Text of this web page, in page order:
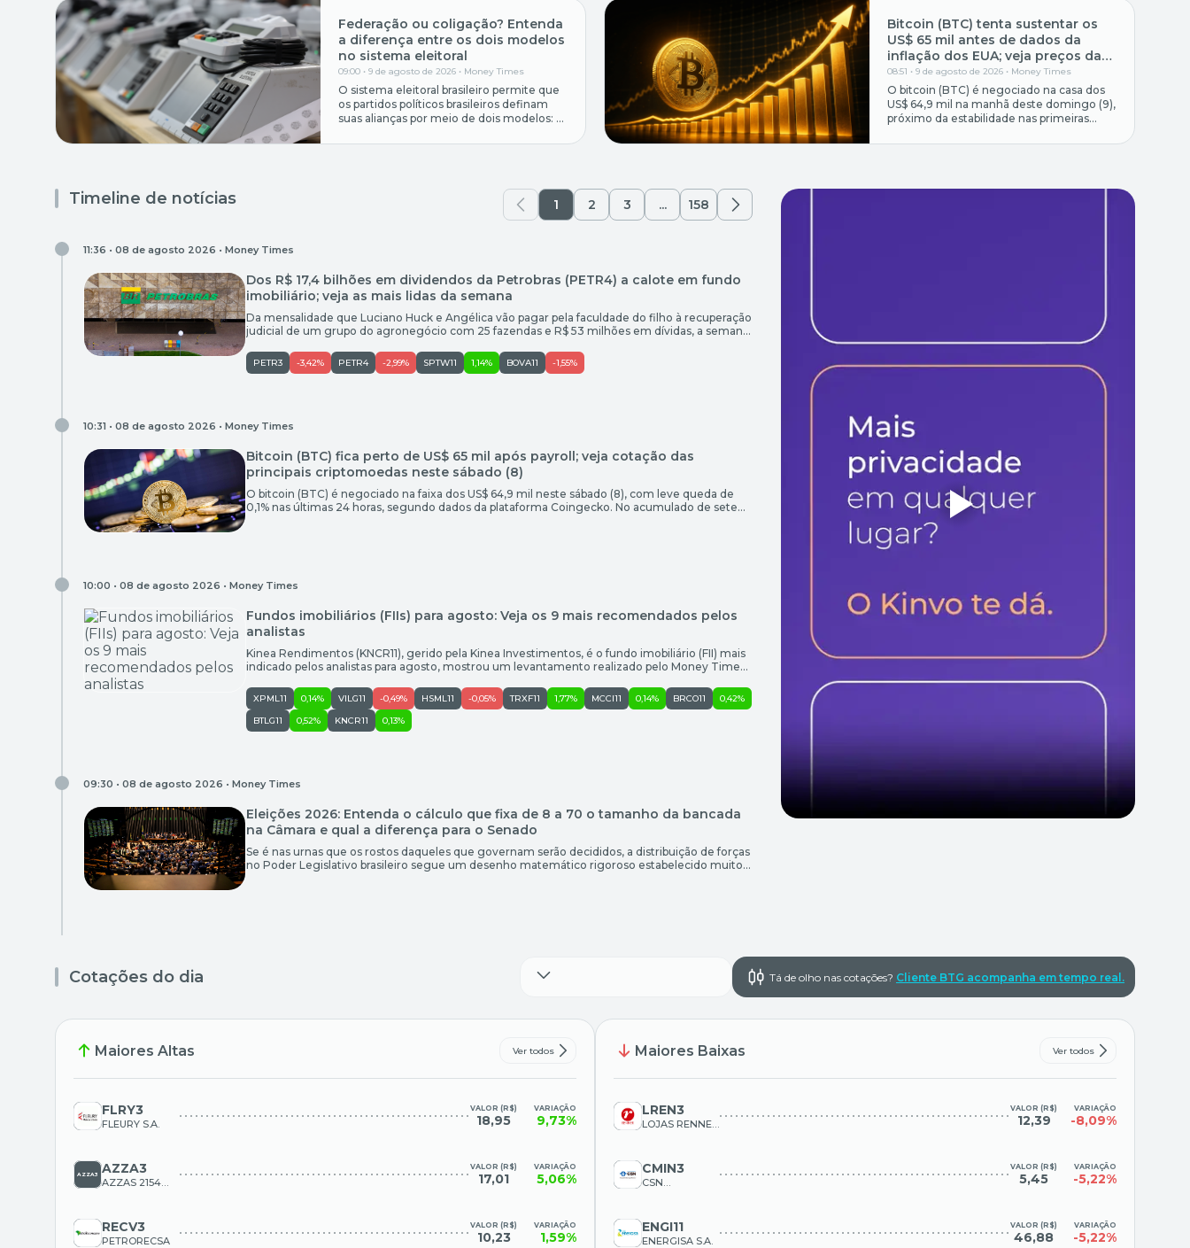
Federação ou coligação? Entenda
a diferença entre os dois modelos
no sistema eleitoral
09:00 • 9 de agosto de 2026 • Money Times
O sistema eleitoral brasileiro permite que
os partidos políticos brasileiros definam
suas alianças por meio de dois modelos: as
coligações, restritas aos cargos
políticos, a validade das parcerias nas
unidades da federação e o cálculo eleitoral
Bitcoin (BTC) tenta sustentar os
US$ 65 mil antes de dados da
inflação dos EUA; veja preços das
criptomoedas neste domingo (9)
08:51 • 9 de agosto de 2026 • Money Times
O bitcoin (BTC) é negociado na casa dos
US$ 64,9 mil na manhã deste domingo (9),
próximo da estabilidade nas primeiras
criptomoedas oscila com a baixa liquidez
dez maiores criptomoedas do mundo
Timeline de notícias 1 2 3 ... 158
11:36 • 08 de agosto 2026 • Money Times
Dos R$ 17,4 bilhões em dividendos da Petrobras (PETR4) a calote em fundo
imobiliário; veja as mais lidas da semana
Da mensalidade que Luciano Huck e Angélica vão pagar pela faculdade do filho à recuperação
judicial de um grupo do agronegócio com 25 fazendas e R$ 53 milhões em dívidas, a semana
lidos, também ganharam destaque a Petrobras (PETR4), com […]
PETR3 -3,42% PETR4 -2,99% SPTW11 1,14% BOVA11 -1,55%
10:31 • 08 de agosto 2026 • Money Times
Bitcoin (BTC) fica perto de US$ 65 mil após payroll; veja cotação das
principais criptomoedas neste sábado (8)
O bitcoin (BTC) é negociado na faixa dos US$ 64,9 mil neste sábado (8), com leve queda de
0,1% nas últimas 24 horas, segundo dados da plataforma Coingecko. No acumulado de sete
10:00 • 08 de agosto 2026 • Money Times
Fundos imobiliários (FIIs) para agosto: Veja os 9 mais recomendados pelos
analistas
Kinea Rendimentos (KNCR11), gerido pela Kinea Investimentos, é o fundo imobiliário (FII) mais
indicado pelos analistas para agosto, mostrou um levantamento realizado pelo Money Times.
reportagem, o veículo apareceu em sete, seguido pelo XP Malls (XPML11), que recebeu seis
menções para o […]
XPML11 0,14% VILG11 -0,49% HSML11 -0,05% TRXF11 1,77% MCCI11 0,14% BRCO11
0,42%
BTLG11
0,52% KNCR11 0,13%
09:30 • 08 de agosto 2026 • Money Times
Eleições 2026: Entenda o cálculo que fixa de 8 a 70 o tamanho da bancada
na Câmara e qual a diferença para o Senado
Se é nas urnas que os rostos daqueles que governam serão decididos, a distribuição de forças
no Poder Legislativo brasileiro segue um desenho matemático rigoroso estabelecido muito
Cotações do dia Tá de olho nas cotações? Cliente BTG acompanha em tempo real.
Maiores Altas Ver todos
FLRY3
FLEURY S.A.
VALOR (R$)
18,95
VARIAÇÃO
9,73%
AZZA3
AZZAS 2154
VALOR (R$)
17,01
VARIAÇÃO
5,06%
RECV3
PETRORECSA
VALOR (R$)
10,23
VARIAÇÃO
1,59%
Maiores Baixas Ver todos
LREN3
LOJAS RENNER
VALOR (R$)
12,39
VARIAÇÃO
-8,09%
CMIN3
CSN
VALOR (R$)
5,45
VARIAÇÃO
-5,22%
ENGI11
ENERGISA S.A.
VALOR (R$)
46,88
VARIAÇÃO
-5,22%